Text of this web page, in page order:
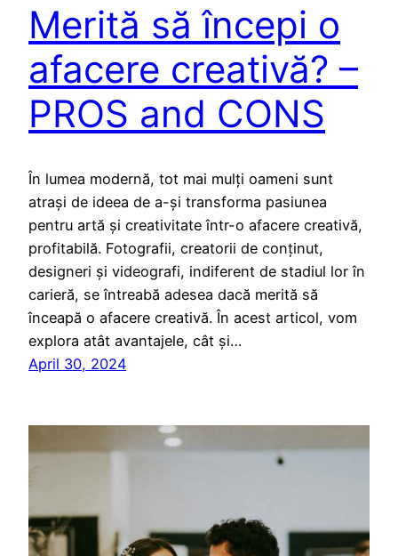
Merită să începi o
afacere creativă? –
PROS and CONS
În lumea modernă, tot mai mulți oameni sunt
atrași de ideea de a-și transforma pasiunea
pentru artă și creativitate într-o afacere creativă,
profitabilă. Fotografii, creatorii de conținut,
designeri și videografi, indiferent de stadiul lor în
carieră, se întreabă adesea dacă merită să
înceapă o afacere creativă. În acest articol, vom
explora atât avantajele, cât și…
April 30, 2024